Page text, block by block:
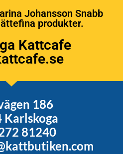
Johansson Snabb
produkter.
Kattcafe
186
Karlskoga
81240